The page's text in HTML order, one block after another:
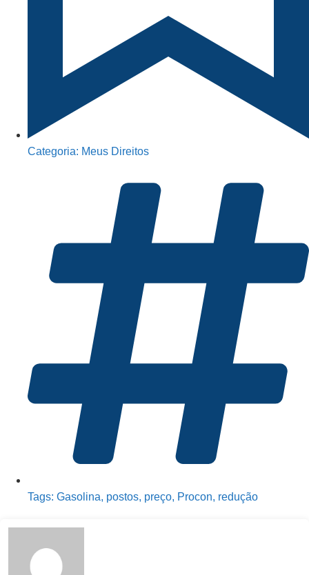
Categoria: Meus Direitos
Tags: Gasolina, postos, preço, Procon, redução